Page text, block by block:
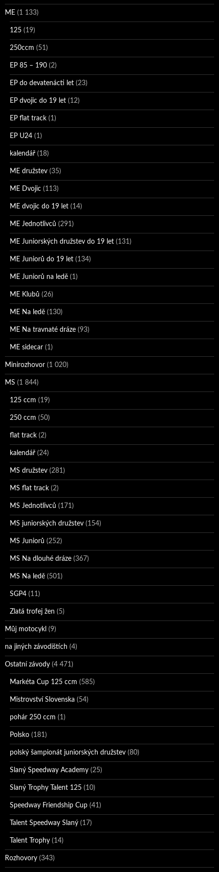
ME (1 133)
125 (19)
250ccm (51)
EP 85 – 190 (2)
EP do devatenácti let (23)
EP dvojic do 19 let (12)
EP flat track (1)
EP U24 (1)
kalendář (18)
ME družstev (35)
ME Dvojic (113)
ME dvojic do 19 let (14)
ME Jednotlivců (291)
ME Juniorských družstev do 19 let (131)
ME Juniorů do 19 let (134)
ME Juniorů na ledě (1)
ME Klubů (26)
ME Na ledě (130)
ME Na travnaté dráze (93)
ME sidecar (1)
Minirozhovor (1 020)
MS (1 844)
125 ccm (19)
250 ccm (50)
flat track (2)
kalendář (24)
MS družstev (281)
MS flat track (2)
MS Jednotlivců (171)
MS juniorských družstev (154)
MS Juniorů (252)
MS Na dlouhé dráze (367)
MS Na ledě (501)
SGP4 (11)
Zlatá trofej žen (5)
Můj motocykl (9)
na jiných závodištích (4)
Ostatní závody (4 471)
Markéta Cup 125 ccm (585)
Mistrovství Slovenska (54)
pohár 250 ccm (1)
Polsko (181)
polský šampionát juniorských družstev (80)
Slaný Speedway Academy (25)
Slaný Trophy Talent 125 (10)
Speedway Friendship Cup (41)
Talent Speedway Slaný (17)
Talent Trophy (14)
Rozhovory (343)